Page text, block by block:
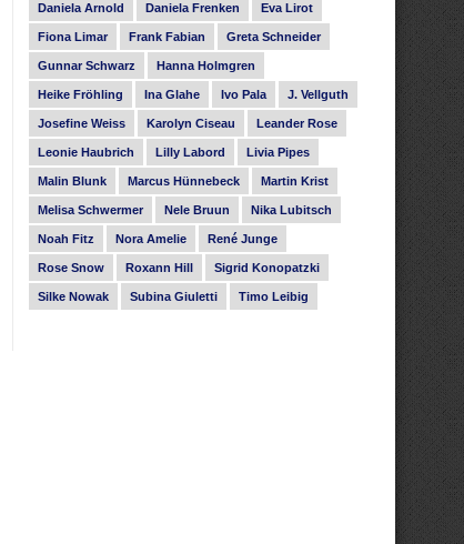
Daniela Arnold Daniela Frenken Eva Lirot
Fiona Limar Frank Fabian Greta Schneider
Gunnar Schwarz Hanna Holmgren
Heike Fröhling Ina Glahe Ivo Pala J. Vellguth
Josefine Weiss Karolyn Ciseau Leander Rose
Leonie Haubrich Lilly Labord Livia Pipes
Malin Blunk Marcus Hünnebeck Martin Krist
Melisa Schwermer Nele Bruun Nika Lubitsch
Noah Fitz Nora Amelie René Junge
Rose Snow Roxann Hill Sigrid Konopatzki
Silke Nowak Subina Giuletti Timo Leibig